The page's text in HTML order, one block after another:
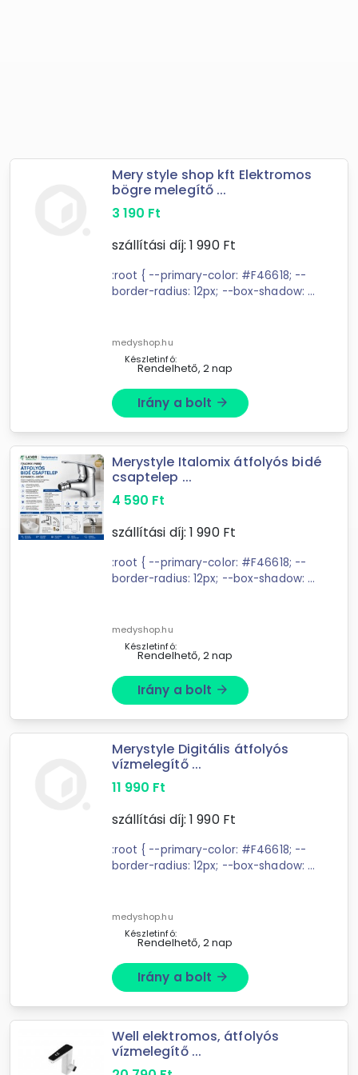
Mery style shop kft Elektromos
bögre melegítő ...
3 190 Ft
szállítási díj: 1 990Ft
:root { --primary-color: #F46618; --
border-radius: 12px; --box-shadow: 0
medyshop.hu
Készletinfó:
Rendelhető, 2 nap
Irány a bolt arrow_forward
Merystyle Italomix átfolyós bidé
csaptelep ...
4 590 Ft
szállítási díj: 1 990Ft
:root { --primary-color: #F46618; --
border-radius: 12px; --box-shadow: 0
medyshop.hu
Készletinfó:
Rendelhető, 2 nap
Irány a bolt arrow_forward
Merystyle Digitális átfolyós
vízmelegítő ...
11 990 Ft
szállítási díj: 1 990Ft
:root { --primary-color: #F46618; --
border-radius: 12px; --box-shadow: 0
medyshop.hu
Készletinfó:
Rendelhető, 2 nap
Irány a bolt arrow_forward
Well elektromos, átfolyós
vízmelegítő ...